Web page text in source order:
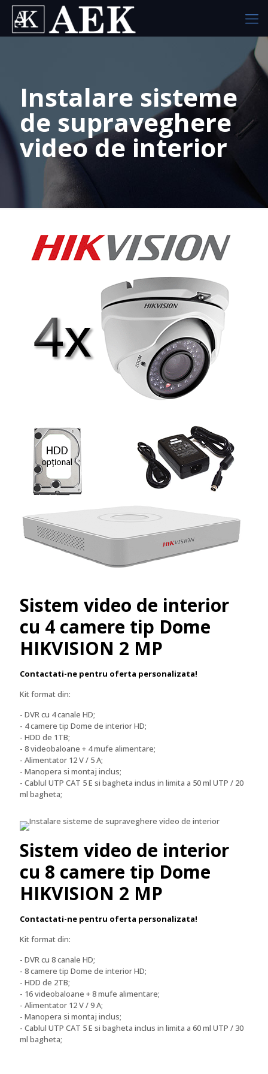
Instalare sisteme
de supraveghere
video de interior
Sistem video de interior
cu 4 camere tip Dome
HIKVISION 2 MP
Contactati-ne pentru oferta personalizata!
Kit format din:
- DVR cu 4 canale HD;
- 4 camere tip Dome de interior HD;
- HDD de 1TB;
- 8 videobaloane + 4 mufe alimentare;
- Alimentator 12 V / 5 A;
- Manopera si montaj inclus;
- Cablul UTP CAT 5 E si bagheta inclus in limita a 50 ml UTP / 20
ml bagheta;
Sistem video de interior
cu 8 camere tip Dome
HIKVISION 2 MP
Contactati-ne pentru oferta personalizata!
Kit format din:
- DVR cu 8 canale HD;
- 8 camere tip Dome de interior HD;
- HDD de 2TB;
- 16 videobaloane + 8 mufe alimentare;
- Alimentator 12 V / 9 A;
- Manopera si montaj inclus;
- Cablul UTP CAT 5 E si bagheta inclus in limita a 60 ml UTP / 30
ml bagheta;